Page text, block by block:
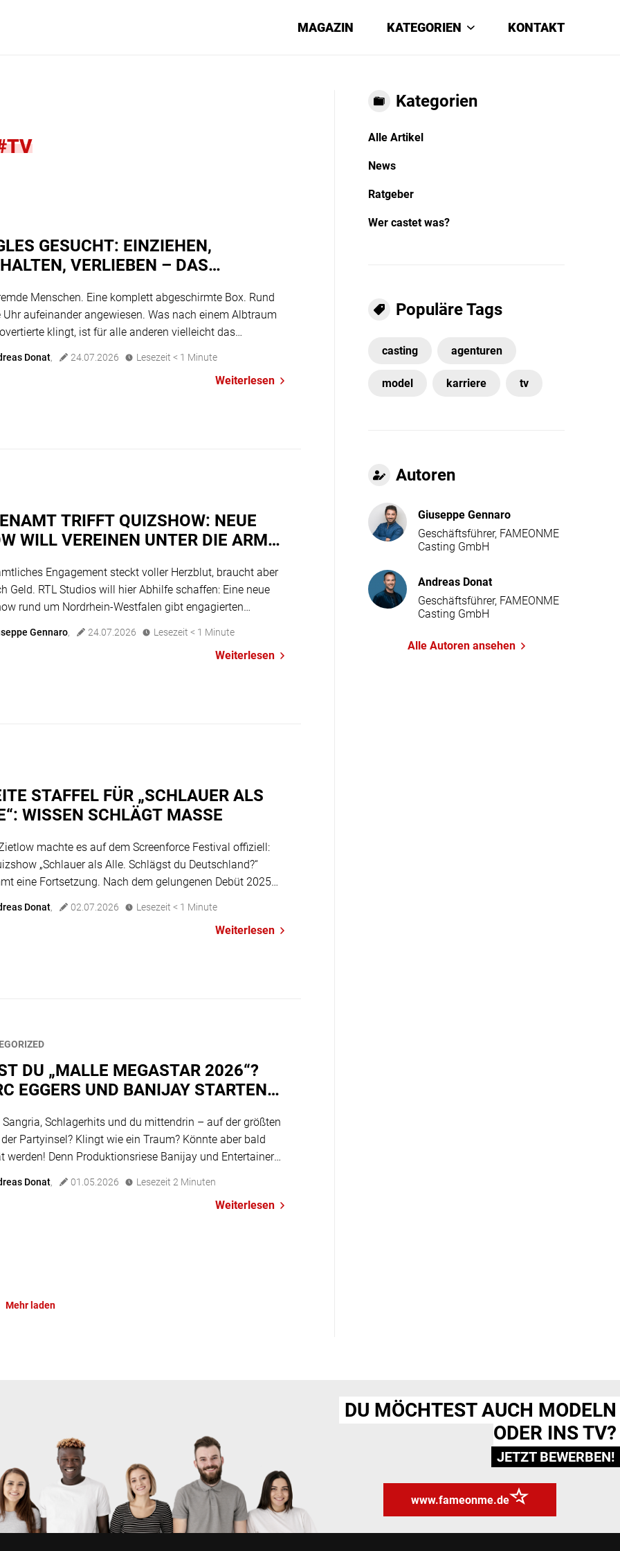
MAGAZIN KATEGORIEN KONTAKT
GESUCHT: EINZIEHEN,
VERLIEBEN – DAS
Menschen. Eine komplett abgeschirmte Box. Rund
Uhr aufeinander angewiesen. Was nach einem Albtraum
klingt, ist für alle anderen vielleicht das
für ein neues Format, das Kennenlernen auf die Spitze
Ein Konzept, das es in dieser Form noch nicht gab. Zwei […]
Donat, 24.07.2026 Lesezeit < 1 Minute
Weiterlesen
TRIFFT QUIZSHOW: NEUE
WILL VEREINEN UNTER DIE ARME
Engagement steckt voller Herzblut, braucht aber
Geld. RTL Studios will hier Abhilfe schaffen: Eine neue
rund um Nordrhein-Westfalen gibt engagierten
zu erspielen. Ob Feuerwehr, Tierschutz oder
– gefragt sind alle, die sich für andere
Gennaro, 24.07.2026 Lesezeit < 1 Minute
Weiterlesen
STAFFEL FÜR „SCHLAUER ALS
WISSEN SCHLÄGT MASSE
machte es auf dem Screenforce Festival offiziell:
„Schlauer als Alle. Schlägst du Deutschland?“
eine Fortsetzung. Nach dem gelungenen Debüt 2025
zu stellen. Grundlage der Show ist das internationale
„Domination“, das schon in mehreren Ländern für Furore
Donat, 02.07.2026 Lesezeit < 1 Minute
Weiterlesen
DU „MALLE MEGASTAR 2026“?
EGGERS UND BANIJAY STARTEN
Sangria, Schlagerhits und du mittendrin – auf der größten
Partyinsel? Klingt wie ein Traum? Könnte aber bald
werden! Denn Produktionsriese Banijay und Entertainer
Partyschlager-Star, und der könntest du sein! Was steckt
„Malle Megastar“? Das Spannende am neuen Format: Kein
Donat, 01.05.2026 Lesezeit 2 Minuten
Weiterlesen
Mehr laden
Kategorien
Alle Artikel
News
Ratgeber
Wer castet was?
Populäre Tags
casting agenturen
model karriere tv
Autoren
Giuseppe Gennaro
Geschäftsführer, FAMEONME
Casting GmbH
Andreas Donat
Geschäftsführer, FAMEONME
Casting GmbH
Alle Autoren ansehen
DU MÖCHTEST AUCH MODELN
ODER INS TV?
JETZT BEWERBEN!
www.fameonme.de